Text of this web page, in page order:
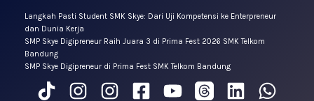
Langkah Pasti Student SMK Skye: Dari Uji Kompetensi ke Enterpreneur
dan Dunia Kerja
SMP Skye Digipreneur Raih Juara 3 di Prima Fest 2026 SMK Telkom
Bandung
SMP Skye Digipreneur di Prima Fest SMK Telkom Bandung